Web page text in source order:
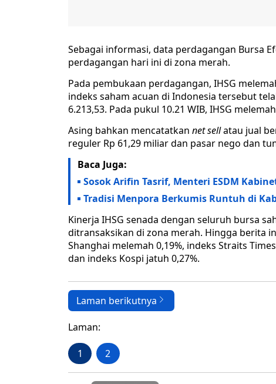
Sebagai informasi, data perdagangan Bursa
perdagangan hari ini di zona merah.
Pada pembukaan perdagangan, IHSG
indeks saham acuan di Indonesia tersebut
6.213,53. Pada pukul 10.21 WIB, IHSG
Asing bahkan mencatatkan net sellatau jual
reguler Rp 61,29 miliar dan pasar nego dan
Baca Juga:
Sosok Arifin Tasrif, Menteri ESDM
Tradisi Menpora Berkumis Runtuh di
Kinerja IHSG senada dengan seluruh bursa
ditransaksikan di zona merah. Hingga berita
Shanghai melemah 0,19%, indeks Straits
dan indeks Kospi jatuh 0,27%.
Laman berikutnya
Laman:
1 2